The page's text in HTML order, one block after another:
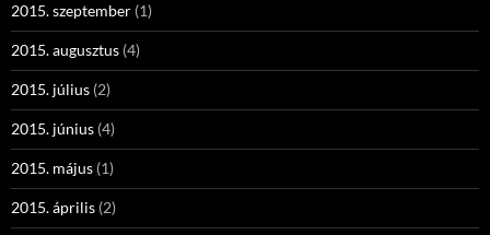
2015. szeptember (1)
2015. augusztus (4)
2015. július (2)
2015. június (4)
2015. május (1)
2015. április (2)